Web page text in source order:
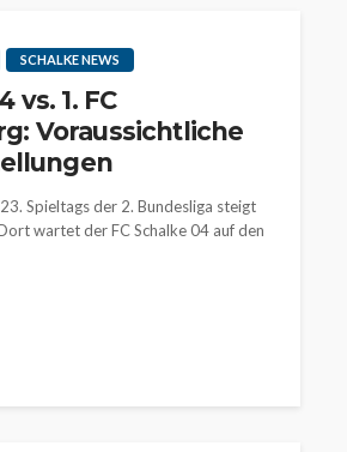
SCHALKE NEWS
vs. 1. FC
Voraussichtliche
Spieltags der 2. Bundesliga steigt
wartet der FC Schalke 04 auf den